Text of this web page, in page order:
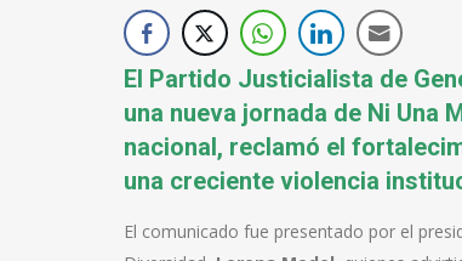
El Partido Justicialista de
una nueva jornada de Ni Una
nacional, reclamó el
una creciente violencia
El comunicado fue presentado por el